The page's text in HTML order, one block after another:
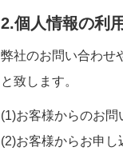
2.個人情報の利
弊社のお問い合わせ
と致します。
(1)お客様からのお問
(2)お客様からお申し